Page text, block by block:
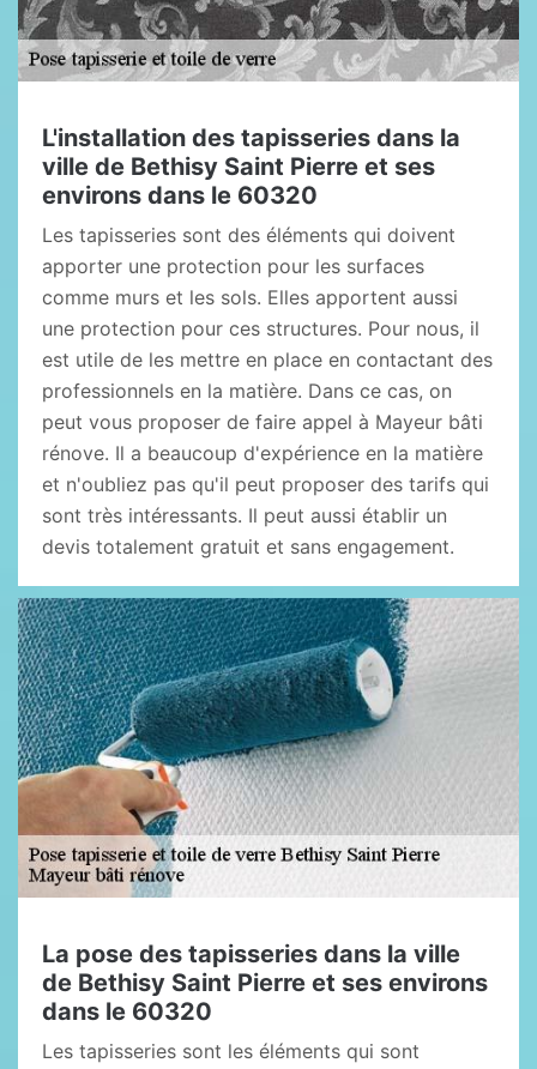
L'installation des tapisseries dans la
ville de Bethisy Saint Pierre et ses
environs dans le 60320
Les tapisseries sont des éléments qui doivent
apporter une protection pour les surfaces
comme murs et les sols. Elles apportent aussi
une protection pour ces structures. Pour nous, il
est utile de les mettre en place en contactant des
professionnels en la matière. Dans ce cas, on
peut vous proposer de faire appel à Mayeur bâti
rénove. Il a beaucoup d'expérience en la matière
et n'oubliez pas qu'il peut proposer des tarifs qui
sont très intéressants. Il peut aussi établir un
devis totalement gratuit et sans engagement.
La pose des tapisseries dans la ville
de Bethisy Saint Pierre et ses environs
dans le 60320
Les tapisseries sont les éléments qui sont